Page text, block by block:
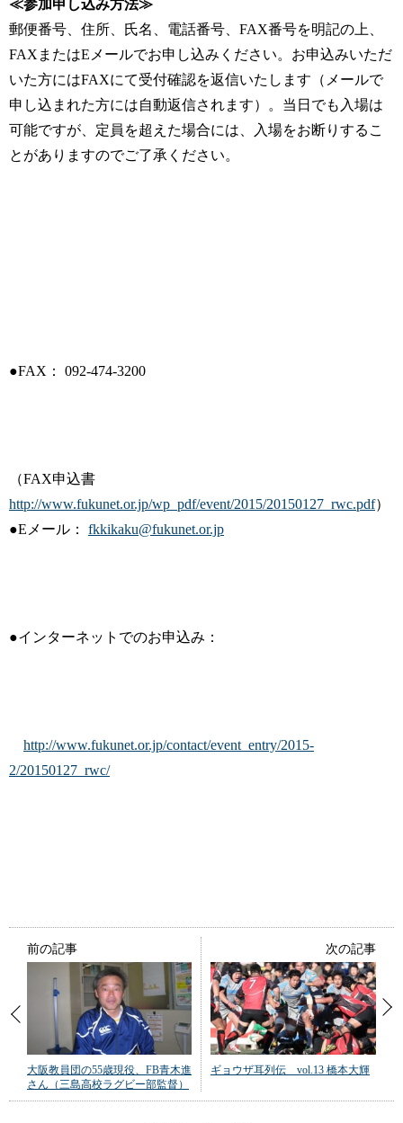
≪参加申し込み方法≫
郵便番号、住所、氏名、電話番号、FAX番号を明記の上、
FAXまたはEメールでお申し込みください。お申込みいただ
いた方にはFAXにて受付確認を返信いたします（メールで
申し込まれた方には自動返信されます）。当日でも入場は
可能ですが、定員を超えた場合には、入場をお断りするこ
とがありますのでご了承ください。
●FAX： 092-474-3200
（FAX申込書
http://www.fukunet.or.jp/wp_pdf/event/2015/20150127_rwc.pdf）
●Eメール： fkkikaku@fukunet.or.jp
●インターネットでのお申込み：
http://www.fukunet.or.jp/contact/event_entry/2015-
2/20150127_rwc/
前の記事
大阪教員団の55歳現役、FB青木進
さん（三島高校ラグビー部監督）
次の記事
ギョウザ耳列伝 vol.13 橋本大輝